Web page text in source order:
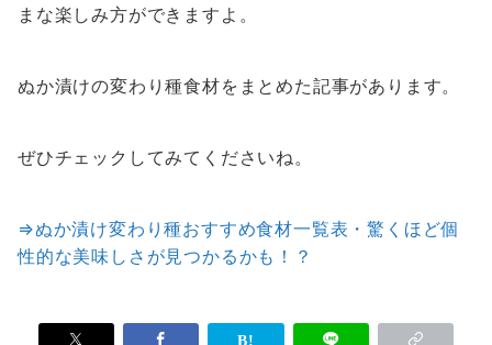
まな楽しみ方ができますよ。
ぬか漬けの変わり種食材をまとめた記事があります。
ぜひチェックしてみてくださいね。
⇒ぬか漬け変わり種おすすめ食材一覧表・驚くほど個
性的な美味しさが見つかるかも！？